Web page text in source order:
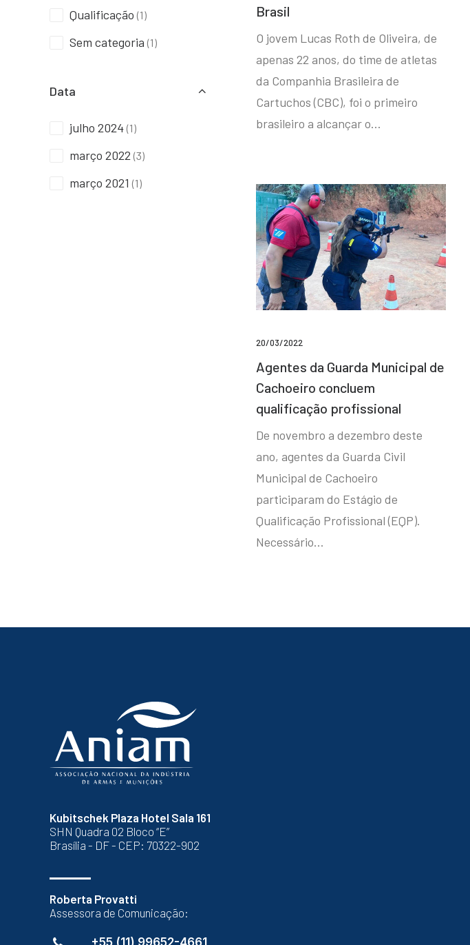
Qualificação (1)
Sem categoria (1)
Data
julho 2024 (1)
março 2022 (3)
março 2021 (1)
Brasil
O jovem Lucas Roth de Oliveira, de
apenas 22 anos, do time de atletas
da Companhia Brasileira de
Cartuchos (CBC), foi o primeiro
brasileiro a alcançar o…
20/03/2022
Agentes da Guarda Municipal de
Cachoeiro concluem
qualificação profissional
De novembro a dezembro deste
ano, agentes da Guarda Civil
Municipal de Cachoeiro
participaram do Estágio de
Qualificação Profissional (EQP).
Necessário…
Kubitschek Plaza Hotel Sala 161
SHN Quadra 02 Bloco “E”
Brasília - DF - CEP: 70322-902
Roberta Provatti
Assessora de Comunicação:
+55 (11) 99652-4661